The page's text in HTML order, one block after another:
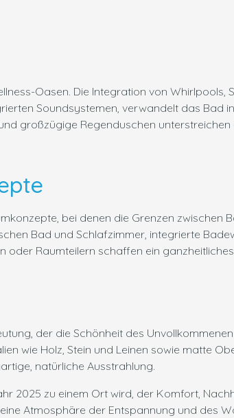
Oasen. Die Integration von Whirlpools,
Soundsystemen, verwandelt das Bad
großzügige Regenduschen unterstreichen
bei denen die Grenzen zwischen
Bad und Schlafzimmer, integrierte
Raumteilern schaffen ein
der die Schönheit des
wie Holz, Stein und Leinen sowie matte
natürliche Ausstrahlung.
2025 zu einem Ort wird, der Komfort,
Atmosphäre der Entspannung und des